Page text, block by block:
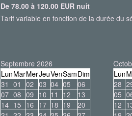
De 78.00 à 120.00 EUR nuit
Tarif variable en fonction de la durée du
Septembre 2026
LunMarMerJeuVenSamDim
31 01 02 03 04 05
06
07 08 09 10 11 12
13
14 15 16 17 18 19
20
Lun
28
05
12